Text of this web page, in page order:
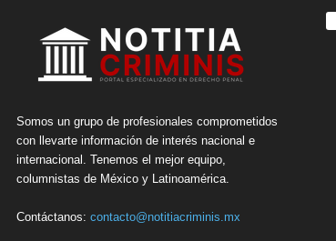
Somos un grupo de profesionales comprometidos
con llevarte información de interés nacional e
internacional. Tenemos el mejor equipo,
columnistas de México y Latinoamérica.
Contáctanos: contacto@notitiacriminis.mx